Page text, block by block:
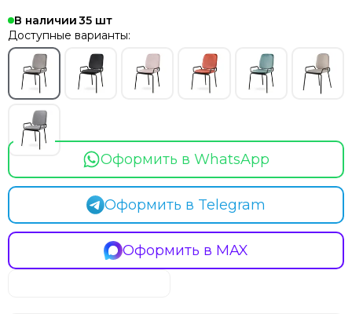
В наличии35
Доступные варианты:
Оформить в WhatsApp
Оформить в Telegram
Оформить в MAX